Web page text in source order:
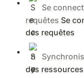
Se
requêtes Se
des requêtes
des ressources